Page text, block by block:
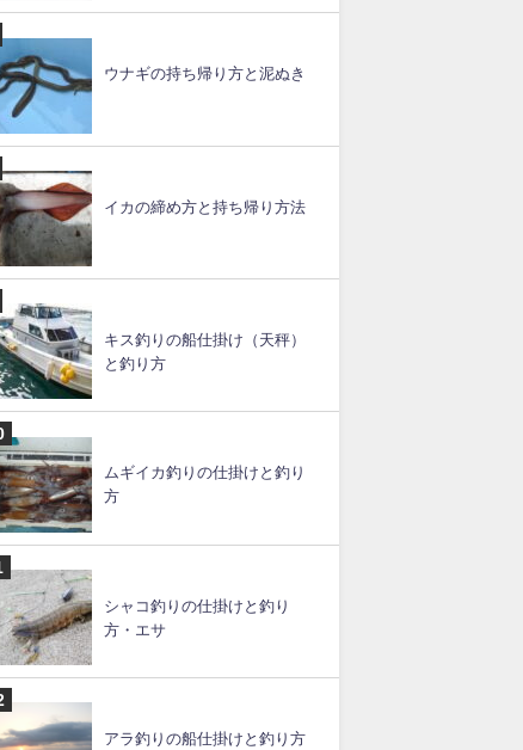
ウナギの持ち帰り方と泥ぬき
イカの締め方と持ち帰り方法
キス釣りの船仕掛け（天秤）